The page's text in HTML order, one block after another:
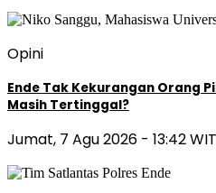
Opini
Ende Tak Kekurangan Orang
Masih Tertinggal?
Jumat, 7 Agu 2026 - 13:42